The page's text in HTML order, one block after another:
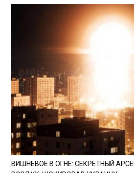
ВИШНЕВОЕ В ОГНЕ: СЕКРЕТНЫЙ